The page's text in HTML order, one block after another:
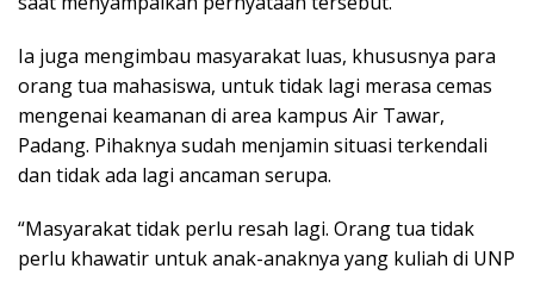
Ia juga mengimbau masyarakat luas, khususnya para
orang tua mahasiswa, untuk tidak lagi merasa cemas
mengenai keamanan di area kampus Air Tawar,
Padang. Pihaknya sudah menjamin situasi terkendali
dan tidak ada lagi ancaman serupa.
“Masyarakat tidak perlu resah lagi. Orang tua tidak
perlu khawatir untuk anak-anaknya yang kuliah di UNP